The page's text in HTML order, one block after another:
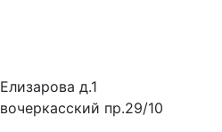
д.1
пр.29/10